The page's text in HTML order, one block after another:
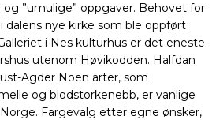
”umulige” oppgaver. Behovet for
dalens nye kirke som ble oppført
i Nes kulturhus er det eneste
utenom Høvikodden. Halfdan
Agder Noen arter, som
og blodstorkenebb, er vanlige
Fargevalg etter egne ønsker,